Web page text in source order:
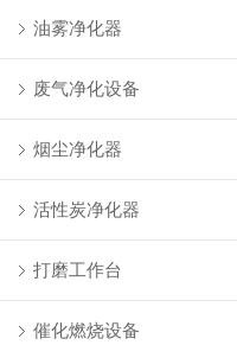
油雾净化器
废气净化设备
烟尘净化器
活性炭净化器
打磨工作台
催化燃烧设备